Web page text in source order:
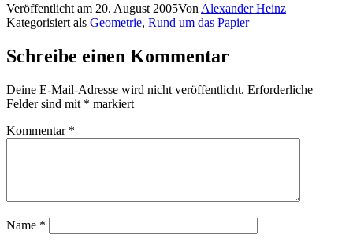
Veröffentlicht am 20. August 2005Von Alexander Heinz
Kategorisiert als Geometrie, Rund um das Papier
Schreibe einen Kommentar
Deine E-Mail-Adresse wird nicht veröffentlicht. Erforderliche
Felder sind mit * markiert
Kommentar *
Name *